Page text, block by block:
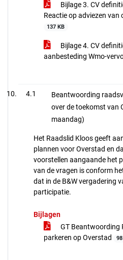
Bijlage 3. CV
Reactie op adviezen van
137 KB
Bijlage 4. CV
aanbesteding Wmo-
4.1
Beantwoording
over de toekomst van
maandag)
Het Raadslid Kloos geeft
plannen voor Overstad en
voorstellen aangaande het
van de vragen is conform
dat in de B&W vergadering
participatie.
Bijlagen
GT Beantwoording
parkeren op Overstad